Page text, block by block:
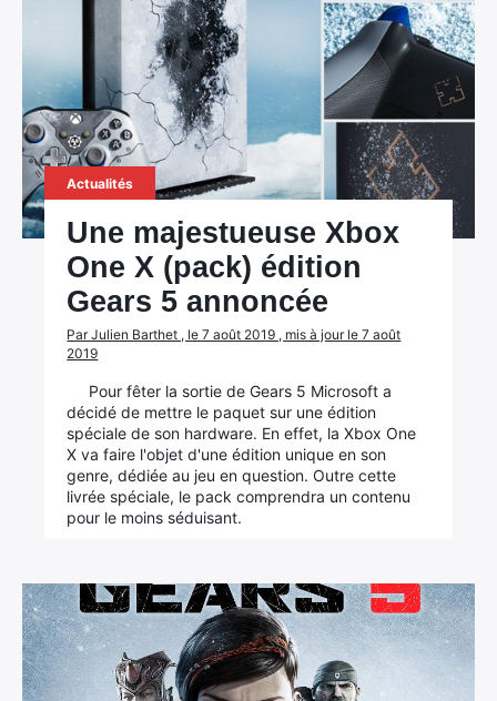
Actualités
Une majestueuse Xbox
One X (pack) édition
Gears 5 annoncée
Par Julien Barthet , le 7 août 2019 , mis à jour le 7 août
2019
Pour fêter la sortie de Gears 5 Microsoft a
décidé de mettre le paquet sur une édition
spéciale de son hardware. En effet, la Xbox One
X va faire l'objet d'une édition unique en son
genre, dédiée au jeu en question. Outre cette
livrée spéciale, le pack comprendra un contenu
pour le moins séduisant.